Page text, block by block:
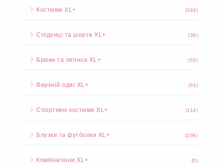
Костюми XL+ (393)
Спідниці та шорти XL+ (38)
Брюки та легінси XL+ (55)
Верхній одяг XL+ (63)
Спортивні костюми XL+ (114)
Блузки та футболки XL+ (106)
Комбінезони XL+ (6)